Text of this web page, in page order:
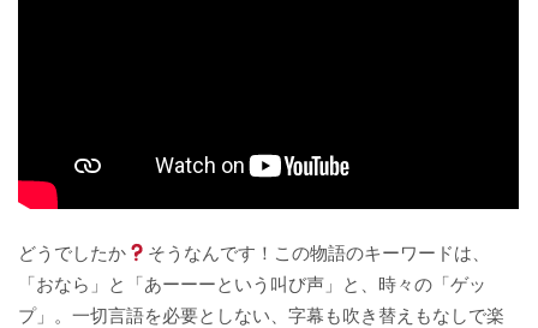
どうでしたか
そうなんです！この物語のキーワードは、
「おなら」と「あーーーという叫び声」と、時々の「ゲッ
プ」。一切言語を必要としない、字幕も吹き替えもなしで楽